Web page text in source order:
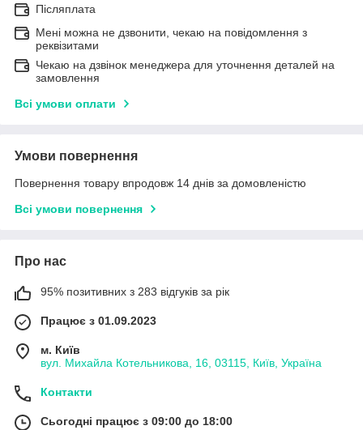
Післяплата
Мені можна не дзвонити, чекаю на повідомлення з
реквізитами
Чекаю на дзвінок менеджера для уточнення деталей на
замовлення
Всі умови оплати
Умови повернення
Повернення товару впродовж 14 днів за домовленістю
Всі умови повернення
Про нас
95% позитивних з 283 відгуків за рік
Працює з 01.09.2023
м. Київ
вул. Михайла Котельникова, 16, 03115, Київ, Україна
Контакти
Сьогодні працює з 09:00 до 18:00